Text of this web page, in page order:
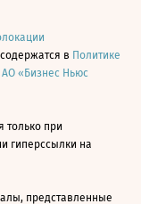
в Политике
«Бизнес Ньюс
только при
гиперссылки на
представленные